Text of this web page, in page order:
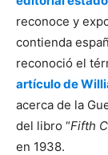
reconoce y
contienda
reconoció el
artículo de
acerca de la
del libro “Fifth
en 1938.